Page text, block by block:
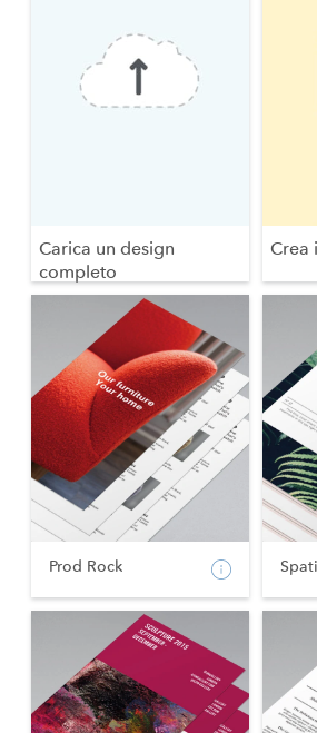
Carica un design
completo
Crea
Prod Rock